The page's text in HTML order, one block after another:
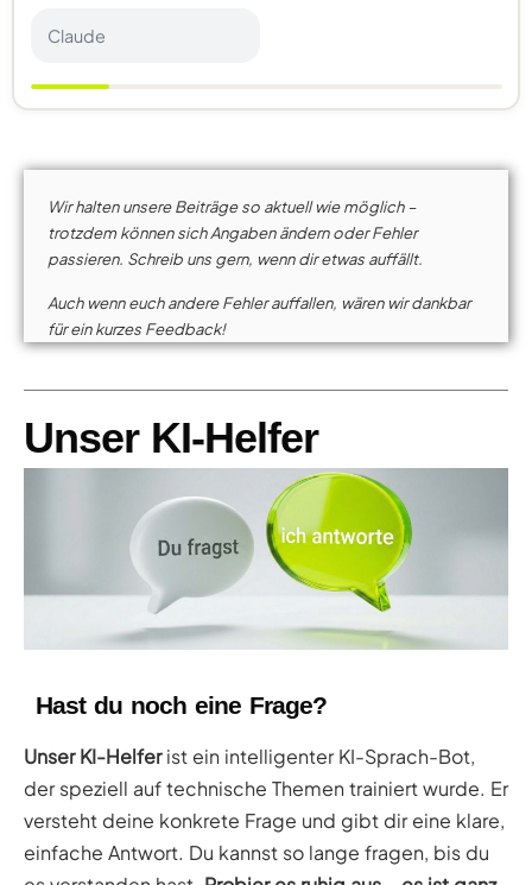
Claude
Wir halten unsere Beiträge so aktuell wie möglich –
trotzdem können sich Angaben ändern oder Fehler
passieren. Schreib uns gern, wenn dir etwas auffällt.
Auch wenn euch andere Fehler auffallen, wären wir dankbar
für ein kurzes Feedback!
Unser KI-Helfer
Hast du noch eine Frage?
Unser KI-Helferist ein intelligenter KI-Sprach-Bot,
der speziell auf technische Themen trainiert wurde. Er
versteht deine konkrete Frage und gibt dir eine klare,
einfache Antwort. Du kannst so lange fragen, bis du